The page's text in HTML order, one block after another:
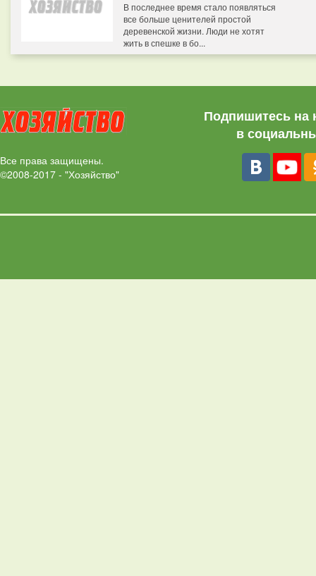
В последнее время стало появляться
все больше ценителей простой
деревенской жизни. Люди не хотят
жить в спешке в бо...
Все права защищены.
©2008-2017 - "Хозяйство"
Подпишитесь на
в